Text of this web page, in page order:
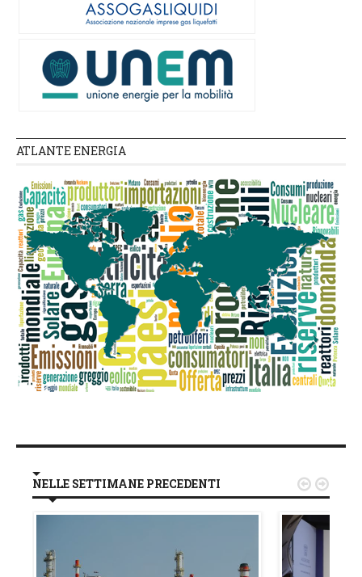
ATLANTE ENERGIA
NELLE SETTIMANE PRECEDENTI  